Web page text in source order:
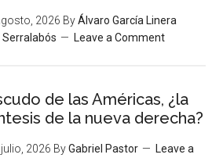
2026 ByÁlvaro García Linera
Leave a Comment
de las Américas, ¿la
de la nueva derecha?
2026 ByGabriel Pastor
Leave a